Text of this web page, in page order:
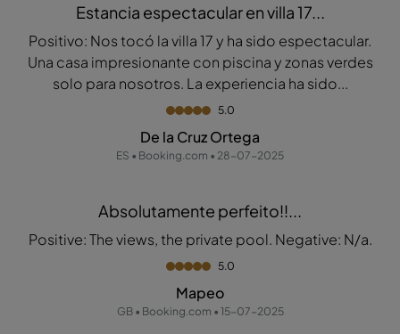
Estancia espectacular en villa 17...
Positivo: Nos tocó la villa 17 y ha sido espectacular.
Una casa impresionante con piscina y zonas verdes
solo para nosotros. La experiencia ha sido...
5.0
De la Cruz Ortega
ES • Booking.com • 28-07-2025
Absolutamente perfeito!!...
Positive: The views, the private pool. Negative: N/a.
5.0
Mapeo
GB • Booking.com • 15-07-2025